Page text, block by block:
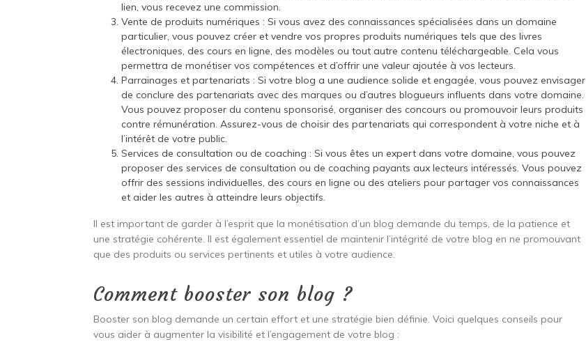
lien, vous recevez une commission.
Vente de produits numériques : Si vous avez des connaissances spécialisées dans un domaine
particulier, vous pouvez créer et vendre vos propres produits numériques tels que des livres
électroniques, des cours en ligne, des modèles ou tout autre contenu téléchargeable. Cela vous
permettra de monétiser vos compétences et d’offrir une valeur ajoutée à vos lecteurs.
Parrainages et partenariats : Si votre blog a une audience solide et engagée, vous pouvez envisager
de conclure des partenariats avec des marques ou d’autres blogueurs influents dans votre domaine.
Vous pouvez proposer du contenu sponsorisé, organiser des concours ou promouvoir leurs produits
contre rémunération. Assurez-vous de choisir des partenariats qui correspondent à votre niche et à
l’intérêt de votre public.
Services de consultation ou de coaching : Si vous êtes un expert dans votre domaine, vous pouvez
proposer des services de consultation ou de coaching payants aux lecteurs intéressés. Vous pouvez
offrir des sessions individuelles, des cours en ligne ou des ateliers pour partager vos connaissances
et aider les autres à atteindre leurs objectifs.
Il est important de garder à l’esprit que la monétisation d’un blog demande du temps, de la patience et
une stratégie cohérente. Il est également essentiel de maintenir l’intégrité de votre blog en ne promouvant
que des produits ou services pertinents et utiles à votre audience.
Comment booster son blog ?
Booster son blog demande un certain effort et une stratégie bien définie. Voici quelques conseils pour
vous aider à augmenter la visibilité et l’engagement de votre blog :